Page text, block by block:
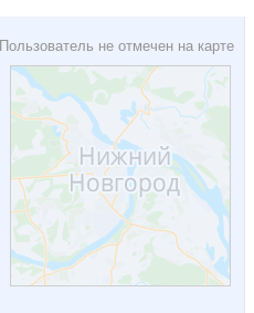
Пользователь не отмечен на карте